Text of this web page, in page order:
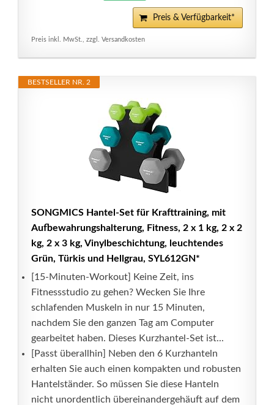
Preis & Verfügbarkeit*
Preis inkl. MwSt., zzgl. Versandkosten
BESTSELLER NR. 2
SONGMICS Hantel-Set für Krafttraining, mit
Aufbewahrungshalterung, Fitness, 2 x 1 kg, 2 x 2
kg, 2 x 3 kg, Vinylbeschichtung, leuchtendes
Grün, Türkis und Hellgrau, SYL612GN*
[15-Minuten-Workout] Keine Zeit, ins
Fitnessstudio zu gehen? Wecken Sie Ihre
schlafenden Muskeln in nur 15 Minuten,
nachdem Sie den ganzen Tag am Computer
gearbeitet haben. Dieses Kurzhantel-Set ist...
[Passt überallhin] Neben den 6 Kurzhanteln
erhalten Sie auch einen kompakten und robusten
Hantelständer. So müssen Sie diese Hanteln
nicht unordentlich übereinandergehäuft auf dem